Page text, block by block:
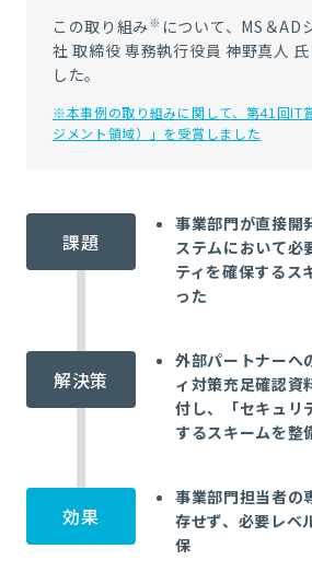
この取り組み※ について、MS＆AD
社 取締役 専務執行役員 神野真人
した。
※本事例の取り組みに関して、第41回IT
ジメント領域）」を受賞しました
課題
事業部門が直接開
ステムにおいて必
ティを確保するス
った
解決策
外部パートナーへ
ィ対策充足確認資
付し、「セキュリ
するスキームを整
効果
事業部門担当者の
存せず、必要レベ
保